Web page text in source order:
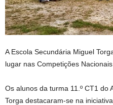
A Escola Secundária Miguel
lugar nas Competições
Os alunos da turma 11.º CT1 do
Torga destacaram-se na